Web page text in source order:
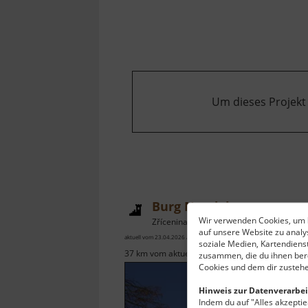
Wir verwenden Cookies,
auf unsere Website zu
soziale Medien,
zusammen, die du ihnen
Cookies und dem dir
Hinweis zur
Indem du auf "Alles
Um dieses
Burg Neudek
Zřícenina hradu Nejdek / Böhmisches Erzgebirge
aktuell vom 23.04.2026 / Zugriffe: 3397
37 km vom aktuellen Standort